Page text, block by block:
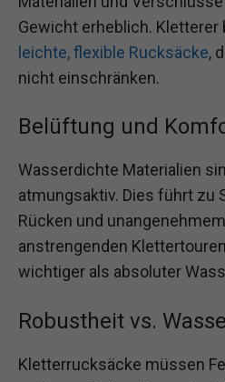
Gewicht erheblich. Kletterer
leichte, flexible Rucksäcke,
nicht einschränken.
Belüftung und
Wasserdichte Materialien
atmungsaktiv. Dies führt zu
Rücken und
anstrengenden
wichtiger als absoluter
Robustheit vs.
Kletterrucksäcke müssen